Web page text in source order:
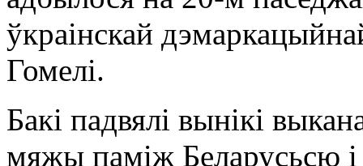
ўкраінскай
Гомелі.
Бакі падвялі вынікі
мяжы паміж Беларусьсю